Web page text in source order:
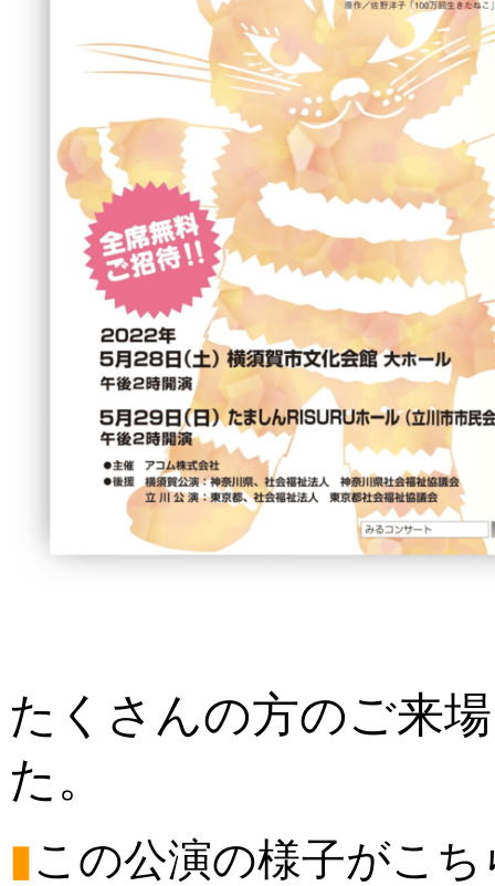
たくさんの方のご来
た。
▮この公演の様子がこ